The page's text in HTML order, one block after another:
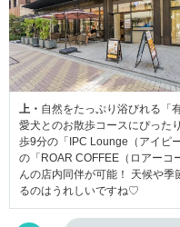
上・ 自然をたっぷり浴びれる「
愛犬とのお散歩コースにぴった
歩9分の「IPC Lounge（アイピ
の「ROAR COFFEE（ロアーコ
んの店内同伴が可能！ 天候や
るのはうれしいですね♡